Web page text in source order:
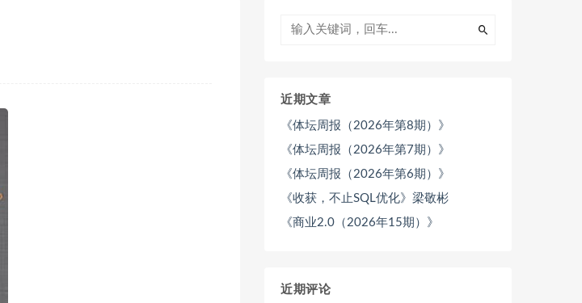
近期文章
《体坛周报（2026年第8期）》
《体坛周报（2026年第7期）》
《体坛周报（2026年第6期）》
《收获，不止SQL优化》梁敬彬
《商业2.0（2026年15期）》
近期评论